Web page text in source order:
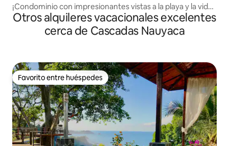
¡Condominio con impresionantes vistas a la playa y la vida
silvestre!
Otros alquileres vacacionales excelentes
cerca de Cascadas Nauyaca
Favorito entre huéspedes
Favorito entre huéspedes